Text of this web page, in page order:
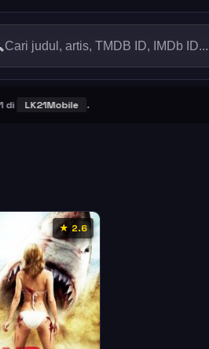
LK21Mobile .
★ 2.6